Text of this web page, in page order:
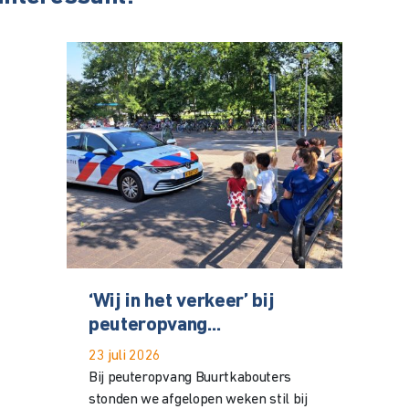
‘Wij in het verkeer’ bij
peuteropvang...
23 juli 2026
Bij peuteropvang Buurtkabouters
stonden we afgelopen weken stil bij